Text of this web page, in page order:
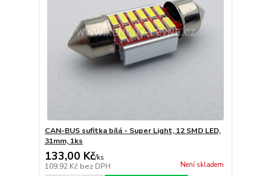
CAN-BUS sufitka bílá - Super Light, 12 SMD LED,
31mm, 1ks
133,00 Kč/ks
109,92 Kč bez DPH Není skladem